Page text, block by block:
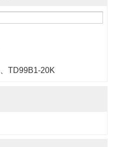
TD99B1-20K